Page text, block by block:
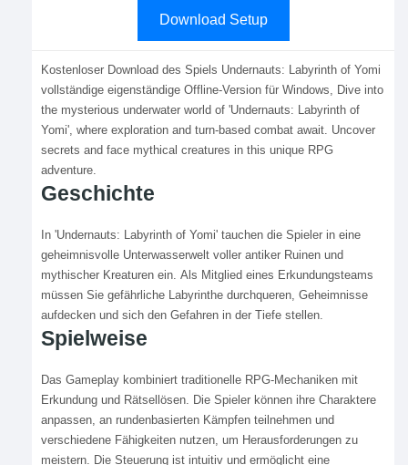
Download Setup
Kostenloser Download des Spiels Undernauts: Labyrinth of Yomi
vollständige eigenständige Offline-Version für Windows, Dive into
the mysterious underwater world of 'Undernauts: Labyrinth of
Yomi', where exploration and turn-based combat await. Uncover
secrets and face mythical creatures in this unique RPG
adventure.
Geschichte
In 'Undernauts: Labyrinth of Yomi' tauchen die Spieler in eine
geheimnisvolle Unterwasserwelt voller antiker Ruinen und
mythischer Kreaturen ein. Als Mitglied eines Erkundungsteams
müssen Sie gefährliche Labyrinthe durchqueren, Geheimnisse
aufdecken und sich den Gefahren in der Tiefe stellen.
Spielweise
Das Gameplay kombiniert traditionelle RPG-Mechaniken mit
Erkundung und Rätsellösen. Die Spieler können ihre Charaktere
anpassen, an rundenbasierten Kämpfen teilnehmen und
verschiedene Fähigkeiten nutzen, um Herausforderungen zu
meistern. Die Steuerung ist intuitiv und ermöglicht eine